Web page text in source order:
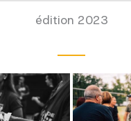
édition 2023